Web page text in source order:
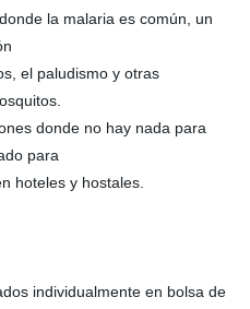
la malaria es común, un
el paludismo y otras
donde no hay nada para
para
hoteles y hostales.
individualmente en bolsa de